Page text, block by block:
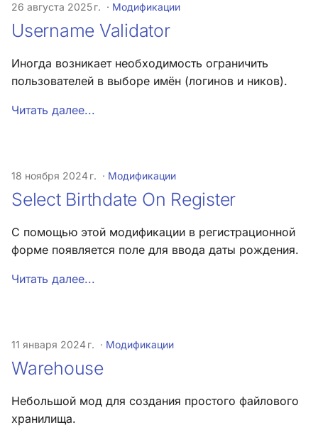
к
SMF Tracy Debugger
integrate_menu_buttons
integrate_permissions_list
Хук
integrate_pre_load_theme
Хук
integrate_sceditor_options
integrate_simple_actions
26 августа 2025 г. Модификации
Username Validator
Иногда возникает необходимость ограничить
пользователей в выборе имён (логинов и ников).
Читать далее...
18 ноября 2024 г. Модификации
Select Birthdate On Register
С помощью этой модификации в регистрационной
форме появляется поле для ввода даты рождения.
Читать далее...
11 января 2024 г. Модификации
Warehouse
Небольшой мод для создания простого файлового
хранилища.